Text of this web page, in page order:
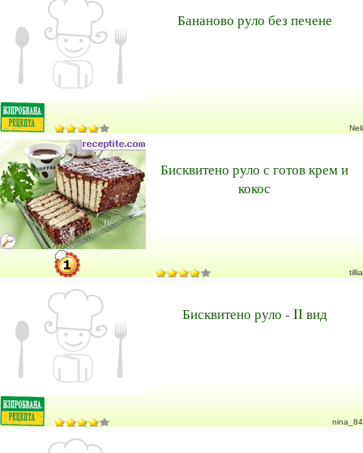
Бананово руло без печене
Neli
Бисквитено руло с готов крем и
кокос
tillia
Бисквитено руло - II вид
nina_84